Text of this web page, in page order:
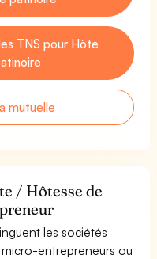
TNS pour Hôte
mutuelle
/ Hôtesse de
les sociétés
micro-entrepreneurs ou